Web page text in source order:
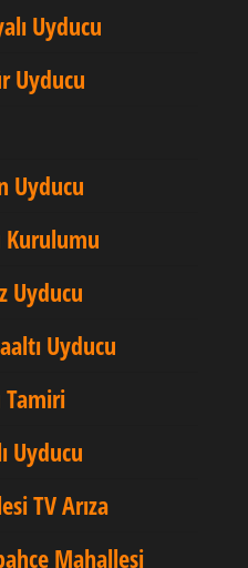
Uyducu
Uyducu
Uyducu
Uyducu
Uyducu
Uyducu
TV Arıza
Mahallesi